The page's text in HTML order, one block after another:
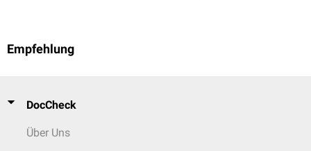
Empfehlung
DocCheck
Über Uns